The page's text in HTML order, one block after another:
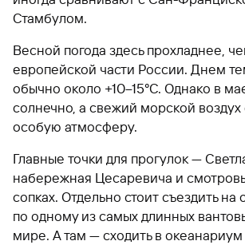
Стамбулом.
Весной погода здесь прохладнее,
европейской части России. Днем
обычно около +10–15°C. Однако в
солнечно, а свежий морской воздух
особую атмосферу.
Главные точки для прогулок —
набережная Цесаревича и
сопках. Отдельно стоит съездить на
по одному из самых длинных
мире. А там — сходить в океанариум